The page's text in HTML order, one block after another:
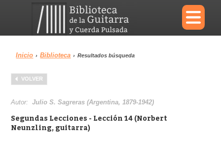
×
Menu
Biblioteca Diccionario
Inicio › Biblioteca › Resultados búsqueda
VOLVER
Autor:Julio S. Sagreras (Argentina, 1879-1942)
Segundas Lecciones - Lección 14 (Norbert
Neunzling, guitarra)